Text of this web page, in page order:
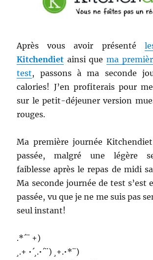
Après vous avoir présenté
Kitchendiet ainsi que ma
test, passons à ma seconde
calories! J’en profiterais pour
sur le petit-déjeuner version
rouges.
Ma première journée
passée, malgré une légère
faiblesse après le repas de midi
Ma seconde journée de test s’est
passée, vu que je ne me suis pas
seul instant!
.*´¨ +)
¸.+ •´¸.•´¨) ¸+.•*¨)